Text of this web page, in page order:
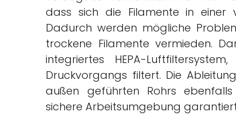
dass sich die Filamente in einer
Dadurch werden mögliche
trockene Filamente vermieden.
integriertes HEPA-
Druckvorgangs filtert. Die
außen geführten Rohrs
sichere Arbeitsumgebung